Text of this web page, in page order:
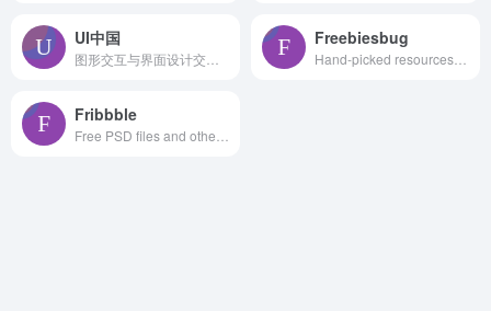
UI中国 Freebiesbug
Fribbble